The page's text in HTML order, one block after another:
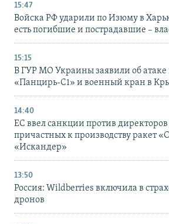
15:47
Войска РФ ударили по Изюму в
есть погибшие и пострадавшие –
15:15
В ГУР МО Украины заявили об
«Панцирь-С1» и военный кран в
14:40
ЕС ввел санкции против директоров
причастных к производству ракет
«Искандер»
13:50
Россия: Wildberries включила в
дронов